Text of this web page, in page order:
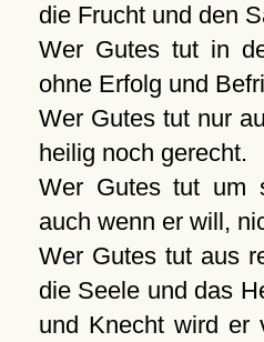
die Frucht und den
Wer Gutes tut in
ohne Erfolg und
Wer Gutes tut nur
heilig noch gerecht.
Wer Gutes tut um
auch wenn er will,
Wer Gutes tut aus
die Seele und das
und Knecht wird er